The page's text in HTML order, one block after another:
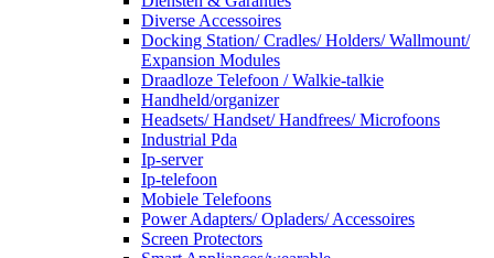
Diverse Accessoires
Docking Station/ Cradles/ Holders/ Wallmount/
Expansion Modules
Draadloze Telefoon / Walkie-talkie
Handheld/organizer
Headsets/ Handset/ Handfrees/ Microfoons
Industrial Pda
Ip-server
Ip-telefoon
Mobiele Telefoons
Power Adapters/ Opladers/ Accessoires
Screen Protectors